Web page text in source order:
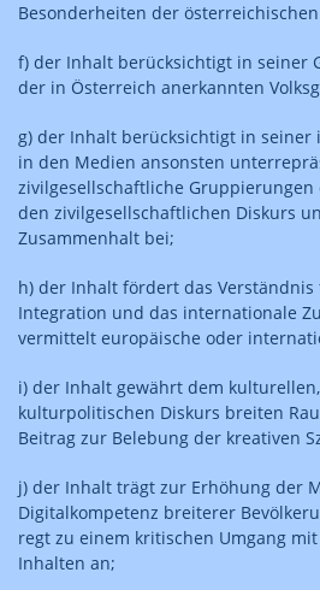
Besonderheiten der
f) der Inhalt berücksichtigt in seiner
der in Österreich anerkannten
g) der Inhalt berücksichtigt in
in den Medien ansonsten
zivilgesellschaftliche
den zivilgesellschaftlichen Diskurs
Zusammenhalt bei;
h) der Inhalt fördert das
Integration und das internationale
vermittelt europäische oder
i) der Inhalt gewährt dem
kulturpolitischen Diskurs breiten
Beitrag zur Belebung der kreativen
j) der Inhalt trägt zur Erhöhung der
Digitalkompetenz breiterer
regt zu einem kritischen Umgang
Inhalten an;